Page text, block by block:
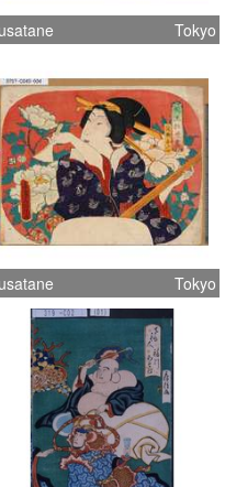
Tokyo
Tokyo